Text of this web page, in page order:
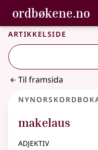
Gå til
Tilgjenge
ordbøkene.no,
Bokmålsordboka og
Artikkelside
Til framsida
makelaus
adjektiv